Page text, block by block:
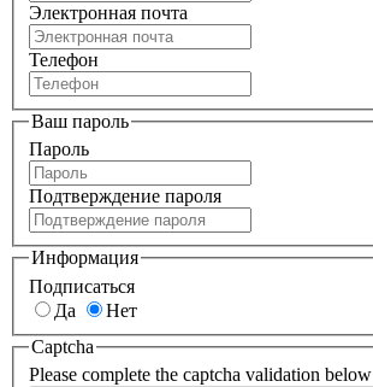
Электронная почта
Телефон
Ваш пароль
Пароль
Подтверждение пароля
Информация
Подписаться
Да
Нет
Captcha
Please complete the captcha validation below